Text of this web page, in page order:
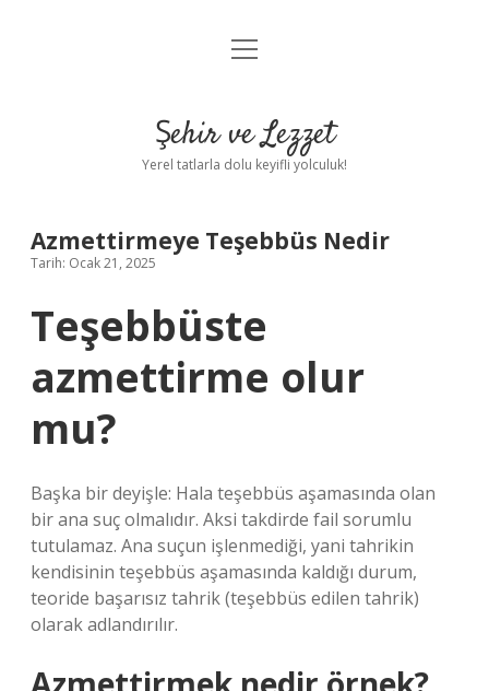
Anasayfa
Yasal Uyarı
menüyü
Şehir ve Lezzet
Yerel tatlarla dolu keyifli yolculuk!
Azmettirmeye Teşebbüs Nedir
Tarih: Ocak 21, 2025
Teşebbüste
azmettirme olur
mu?
Başka bir deyişle: Hala teşebbüs aşamasında olan
bir ana suç olmalıdır. Aksi takdirde fail sorumlu
tutulamaz. Ana suçun işlenmediği, yani tahrikin
kendisinin teşebbüs aşamasında kaldığı durum,
teoride başarısız tahrik (teşebbüs edilen tahrik)
olarak adlandırılır.